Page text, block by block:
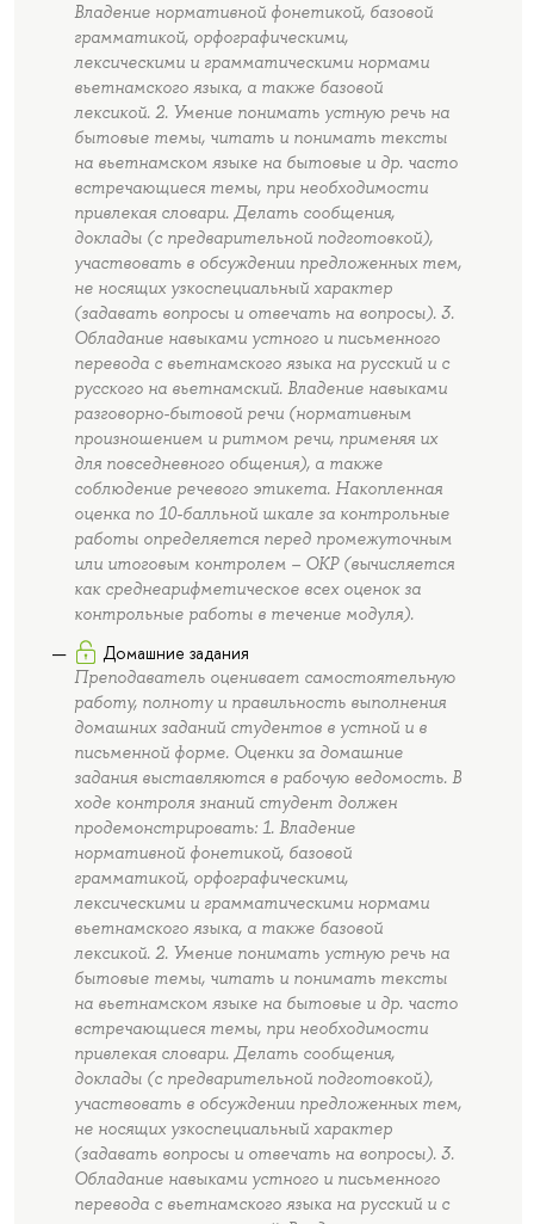
Владение нормативной фонетикой, базовой
грамматикой, орфографическими,
лексическими и грамматическими нормами
вьетнамского языка, а также базовой
лексикой. 2. Умение понимать устную речь на
бытовые темы, читать и понимать тексты
на вьетнамском языке на бытовые и др. часто
встречающиеся темы, при необходимости
привлекая словари. Делать сообщения,
доклады (с предварительной подготовкой),
участвовать в обсуждении предложенных тем,
не носящих узкоспециальный характер
(задавать вопросы и отвечать на вопросы). 3.
Обладание навыками устного и письменного
перевода с вьетнамского языка на русский и с
русского на вьетнамский. Владение навыками
разговорно-бытовой речи (нормативным
произношением и ритмом речи, применяя их
для повседневного общения), а также
соблюдение речевого этикета. Накопленная
оценка по 10-балльной шкале за контрольные
работы определяется перед промежуточным
или итоговым контролем – ОКР (вычисляется
как среднеарифметическое всех оценок за
контрольные работы в течение модуля).
Домашние задания
Преподаватель оценивает самостоятельную
работу, полноту и правильность выполнения
домашних заданий студентов в устной и в
письменной форме. Оценки за домашние
задания выставляются в рабочую ведомость. В
ходе контроля знаний студент должен
продемонстрировать: 1. Владение
нормативной фонетикой, базовой
грамматикой, орфографическими,
лексическими и грамматическими нормами
вьетнамского языка, а также базовой
лексикой. 2. Умение понимать устную речь на
бытовые темы, читать и понимать тексты
на вьетнамском языке на бытовые и др. часто
встречающиеся темы, при необходимости
привлекая словари. Делать сообщения,
доклады (с предварительной подготовкой),
участвовать в обсуждении предложенных тем,
не носящих узкоспециальный характер
(задавать вопросы и отвечать на вопросы). 3.
Обладание навыками устного и письменного
перевода с вьетнамского языка на русский и с